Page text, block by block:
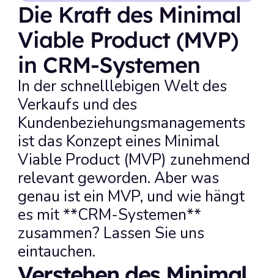
Die Kraft des Minimal
Viable Product (MVP)
in CRM-Systemen
In der schnelllebigen Welt des
Verkaufs und des
Kundenbeziehungsmanagements
ist das Konzept eines Minimal
Viable Product (MVP) zunehmend
relevant geworden. Aber was
genau ist ein MVP, und wie hängt
es mit **CRM-Systemen**
zusammen? Lassen Sie uns
eintauchen.